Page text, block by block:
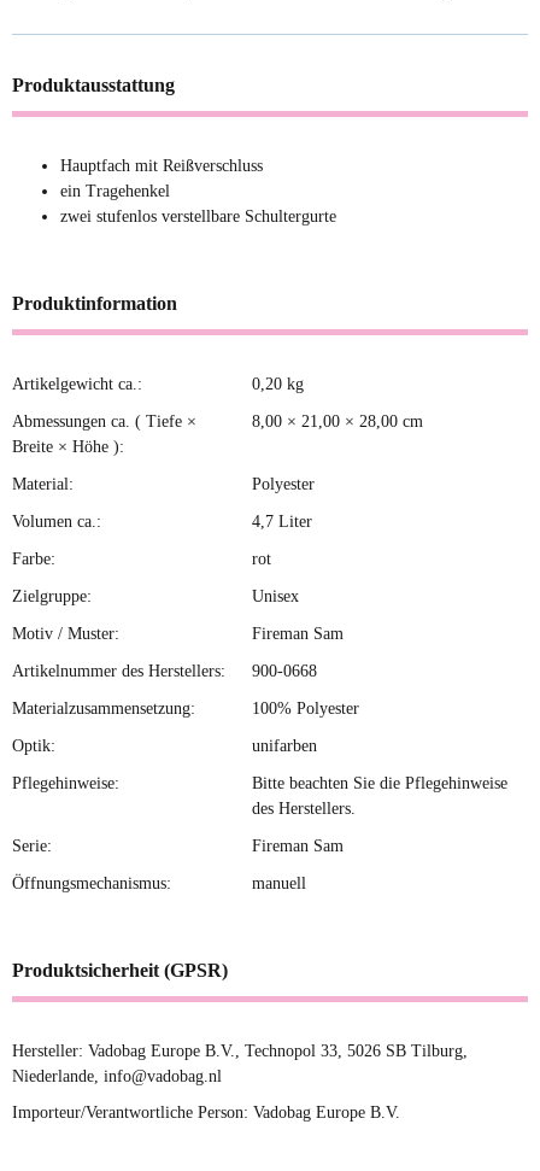
Produktausstattung
Hauptfach mit Reißverschluss
ein Tragehenkel
zwei stufenlos verstellbare Schultergurte
Produktinformation
Produkteigenschaft
Wert
Artikelgewicht ca.: 0,20 kg
Abmessungen ca. ( Tiefe ×
Breite × Höhe ):
8,00 × 21,00 × 28,00 cm
Material: Polyester
Volumen ca.: 4,7 Liter
Farbe: rot
Zielgruppe: Unisex
Motiv / Muster: Fireman Sam
Artikelnummer des Herstellers: 900-0668
Materialzusammensetzung: 100% Polyester
Optik: unifarben
Pflegehinweise:
Bitte beachten Sie die Pflegehinweise
des Herstellers.
Serie: Fireman Sam
Öffnungsmechanismus: manuell
Produktsicherheit (GPSR)
Hersteller: Vadobag Europe B.V., Technopol 33, 5026 SB Tilburg,
Niederlande, info@vadobag.nl
Importeur/Verantwortliche Person: Vadobag Europe B.V.